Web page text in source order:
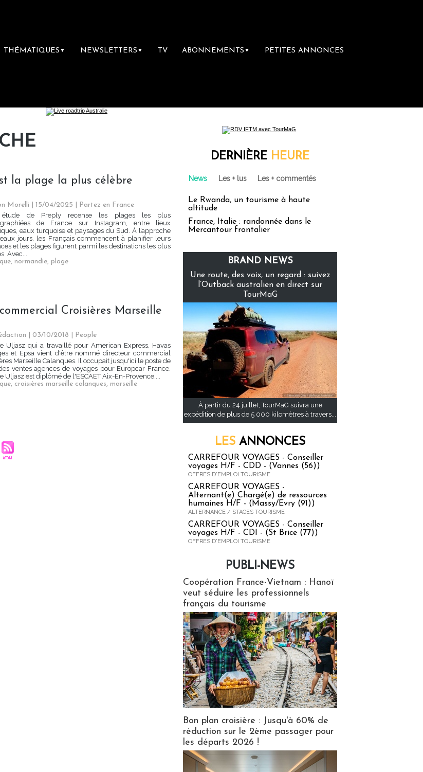
THÉMATIQUES ▼ NEWSLETTERS ▼ TV ABONNEMENTS ▼ PETITES ANNONCES
la plage la plus célèbre
Morelli | 15/04/2025
Partez en France
étude de Preply recense les plages les plus
de France sur Instagram, entre lieux
eaux turquoise et paysages du Sud. À l’approche
jours, les Français commencent à planifier leurs
et les plages figurent parmi les destinations les plus
Avec...
, normandie, plage
Croisières Marseille
| 03/10/2018
People
Uljasz qui a travaillé pour American Express, Havas
et Epsa vient d'être nommé directeur commercial
Marseille Calanques. Il occupait jusqu'ici le poste de
ventes agences de voyages pour Europcar France.
Uljasz est diplômé de l'ESCAET Aix-En-Provence....
, croisières marseille calanques, marseille
DERNIÈRE HEURE
News Les + lus Les + commentés
Le Rwanda, un tourisme à haute
altitude
France, Italie : randonnée dans le
Mercantour frontalier
BRAND NEWS
Une route, des voix, un regard : suivez
l’Outback australien en direct sur
TourMaG
À partir du 24 juillet, TourMaG suivra une
expédition de plus de 5 000 kilomètres à travers...
LES ANNONCES
CARREFOUR VOYAGES - Conseiller
voyages H/F - CDD - (Vannes (56))
OFFRES D'EMPLOI TOURISME
CARREFOUR VOYAGES -
Alternant(e) Chargé(e) de ressources
humaines H/F - (Massy/Evry (91))
ALTERNANCE / STAGES TOURISME
CARREFOUR VOYAGES - Conseiller
voyages H/F - CDI - (St Brice (77))
OFFRES D'EMPLOI TOURISME
PUBLI-NEWS
Coopération France-Vietnam : Hanoï
veut séduire les professionnels
français du tourisme
Bon plan croisière : Jusqu'à 60% de
réduction sur le 2ème passager pour
les départs 2026 !